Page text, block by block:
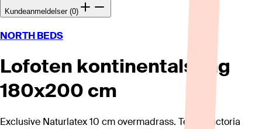
Kundeanmeldelser (0)
NORTH BEDS
Lofoten kontinentalseng
180x200 cm
Exclusive Naturlatex 10 cm overmadrass. Tekstil Victoria